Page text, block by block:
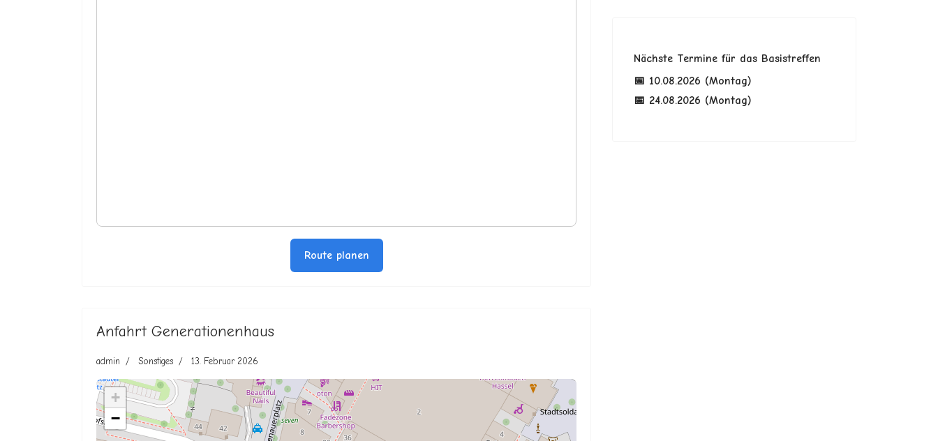
Route planen
Anfahrt Generationenhaus
admin Sonstiges 13. Februar 2026
+
−
Nächste Termine für das Basistreffen
📅 10.08.2026 (Montag)
📅 24.08.2026 (Montag)